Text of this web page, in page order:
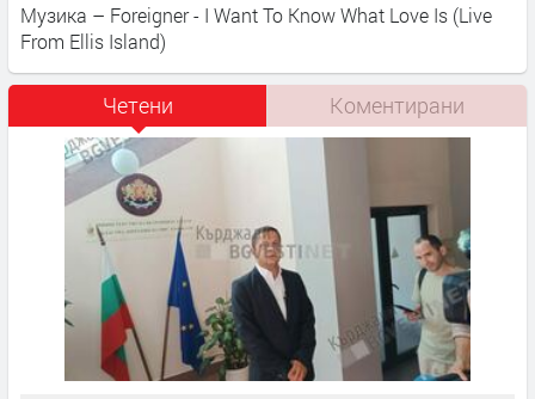
Музика – Foreigner - I Want To Know What Love Is (Live
From Ellis Island)
Четени Коментирани